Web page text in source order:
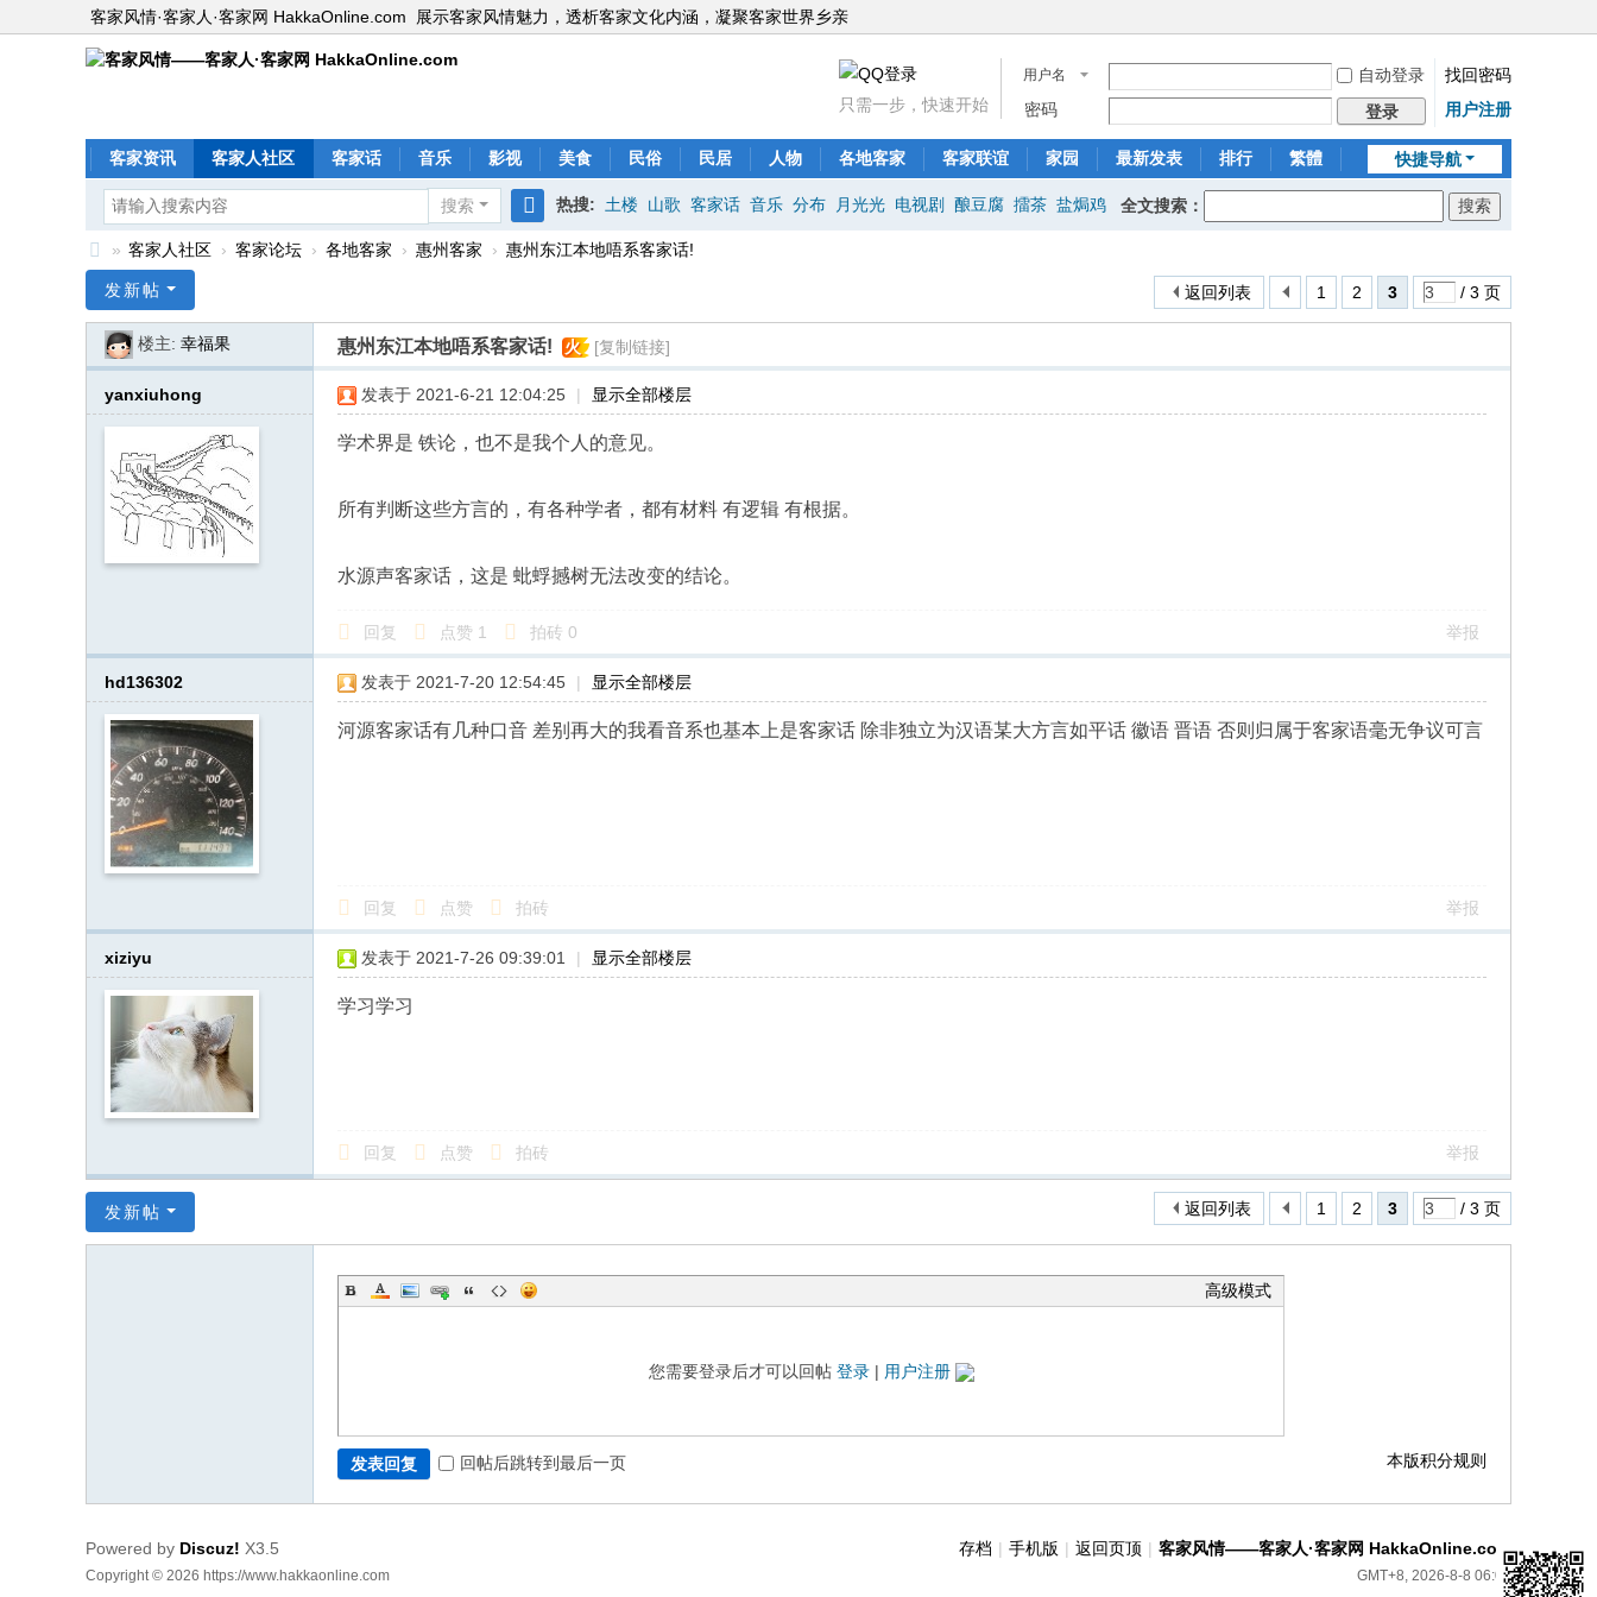
客家风情·客家人·客家网 HakkaOnline.com 展示客家风情魅力，透析客家文化内涵，凝聚客家世界乡亲
用户名 自动登录
找回密码
密码
登录 用户注册
只需一步，快速开始
快捷导航
客家资讯 客家人社区 客家话 音乐 影视 美食 民俗 民居 人物 各地客家 客家联谊 家园 最新发表 排行 繁體
搜索
搜
热搜: 土楼 山歌 客家话 音乐 分布 月光光 电视剧 酿豆腐 擂茶 盐焗鸡 全文搜索：
家
家
网
.c
o
» 客家人社区 › 客家论坛 › 各地客家 › 惠州客家 › 惠州东江本地唔系客家话!
1 2 3 / 3 页
返回列表
发新帖
楼主: 幸福果 惠州东江本地唔系客家话! 火 [复制链接]
yanxiuhong 发表于 2021-6-21 12:04:25 | 显示全部楼层
学术界是 铁论，也不是我个人的意见。
所有判断这些方言的，有各种学者，都有材料 有逻辑 有根据。
水源声客家话，这是 蚍蜉撼树无法改变的结论。
回复 点赞 1 拍砖 0 举报
hd136302 发表于 2021-7-20 12:54:45 | 显示全部楼层
河源客家话有几种口音 差别再大的我看音系也基本上是客家话 除非独立为汉语某大方言如平话 徽语 晋语 否则归属于客家语毫无争议可言
回复 点赞 拍砖 举报
xiziyu 发表于 2021-7-26 09:39:01 | 显示全部楼层
学习学习
回复 点赞 拍砖 举报
1 2 3 / 3 页
返回列表
发新帖
高级模式
您需要登录后才可以回帖 登录| 用户注册
本版积分规则
发表回复 回帖后跳转到最后一页
存档 | 手机版 | 返回页顶 | 客家风情——客家人·客家网 HakkaOnline.com
GMT+8, 2026-8-8 06:06
Powered by Discuz! X3.5
Copyright © 2026 https://www.hakkaonline.com